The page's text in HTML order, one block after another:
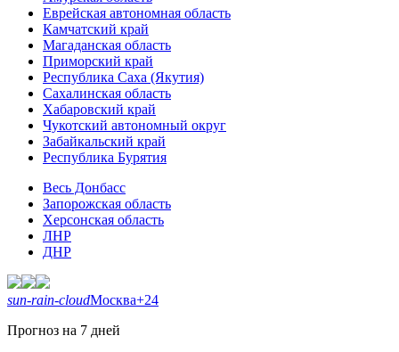
Еврейская автономная область
Камчатский край
Магаданская область
Приморский край
Республика Саха (Якутия)
Сахалинская область
Хабаровский край
Чукотский автономный округ
Забайкальский край
Республика Бурятия
Весь Донбасс
Запорожская область
Херсонская область
ЛНР
ДНР
sun-rain-cloudМосква+24
Прогноз на 7 дней